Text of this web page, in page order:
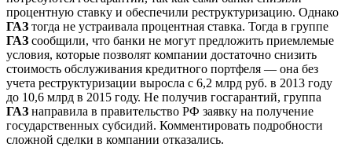
процентную ставку и обеспечили реструктуризацию. Однако
ГАЗ тогда не устраивала процентная ставка. Тогда в группе
ГАЗ сообщили, что банки не могут предложить приемлемые
условия, которые позволят компании достаточно снизить
стоимость обслуживания кредитного портфеля — она без
учета реструктуризации выросла с 6,2 млрд руб. в 2013 году
до 10,6 млрд в 2015 году. Не получив госгарантий, группа
ГАЗ направила в правительство РФ заявку на получение
государственных субсидий. Комментировать подробности
сложной сделки в компании отказались.